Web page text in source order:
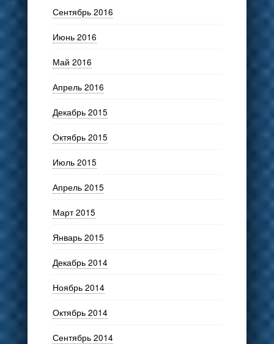
Сентябрь 2016
Июнь 2016
Май 2016
Апрель 2016
Декабрь 2015
Октябрь 2015
Июль 2015
Апрель 2015
Март 2015
Январь 2015
Декабрь 2014
Ноябрь 2014
Октябрь 2014
Сентябрь 2014